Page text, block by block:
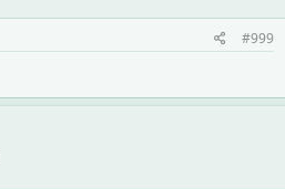
#999